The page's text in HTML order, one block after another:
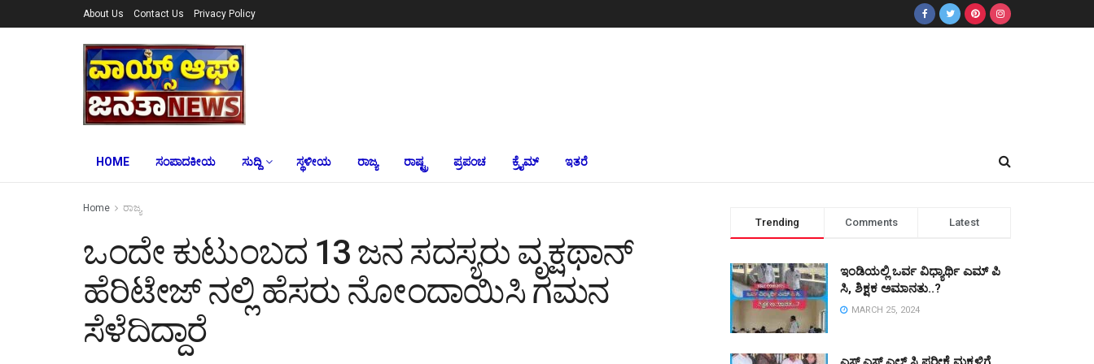
About Us Contact Us Privacy Policy
HOME ಸಂಪಾದಕೀಯ ಸುದ್ದಿ ಸ್ಥಳೀಯ ರಾಜ್ಯ ರಾಷ್ಟ್ರ ಪ್ರಪಂಚ ಕ್ರೈಮ್‌ ಇತರೆ
Home ರಾಜ್ಯ
ಒಂದೇ ಕುಟುಂಬದ 13 ಜನ ಸದಸ್ಯರು ವೃಕ್ಷಥಾನ್
ಹೆರಿಟೇಜ್ ನಲ್ಲಿ ಹೆಸರು ನೋಂದಾಯಿಸಿ ಗಮನ
ಸೆಳೆದಿದ್ದಾರೆ
Trending Comments Latest
ಇಂಡಿಯಲ್ಲಿ ಒರ್ವ ವಿಧ್ಯಾರ್ಥಿ ಎಮ್ ಪಿ
ಸಿ, ಶಿಕ್ಷಕ ಅಮಾನತು..?
MARCH 25, 2024